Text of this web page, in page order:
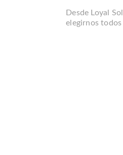
Desde Loyal
elegirnos todos